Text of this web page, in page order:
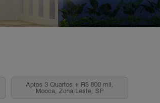
Aptos 3 Quartos + R$ 800 mil,
Mooca, Zona Leste, SP